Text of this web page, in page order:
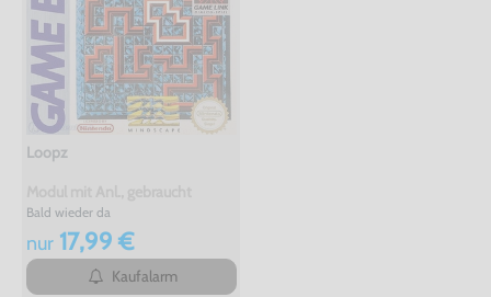
Loopz
Bald wieder da
nur17,99 €
Kaufalarm